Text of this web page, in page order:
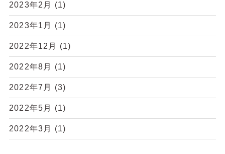
2023年2月 (1)
2023年1月 (1)
2022年12月 (1)
2022年8月 (1)
2022年7月 (3)
2022年5月 (1)
2022年3月 (1)